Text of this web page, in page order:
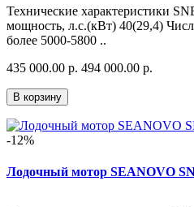
Технические характеристики
мощность, л.с.(кВт) 40(29,4)
более 5000-5800 ..
435 000.00 р. 494 000.00 р.
В корзину
-12%
Лодочный мотор SEANOVO